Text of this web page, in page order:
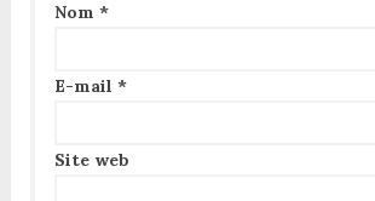
Nom *
E-mail *
Site web